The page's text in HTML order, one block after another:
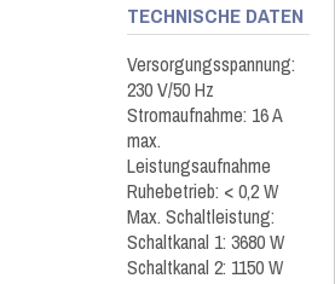
TECHNISCHE DATEN
Versorgungsspannung:
230 V/50 Hz
Stromaufnahme: 16 A
max.
Leistungsaufnahme
Ruhebetrieb: < 0,2 W
Max. Schaltleistung:
Schaltkanal 1: 3680 W
Schaltkanal 2: 1150 W